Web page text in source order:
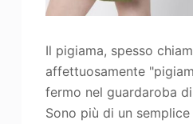
Il pigiama, spesso
affettuosamente
fermo nel guardaroba
Sono più di un